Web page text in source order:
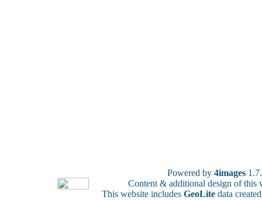
Powered by 4images
Content & additional design of
This website includes GeoLite data